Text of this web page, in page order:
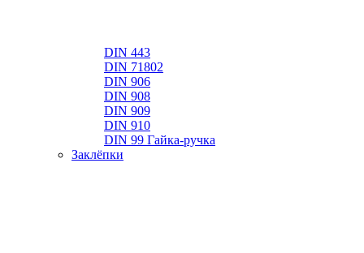
DIN 443
DIN 71802
DIN 906
DIN 908
DIN 909
DIN 910
DIN 99 Гайка-ручка
Заклёпки